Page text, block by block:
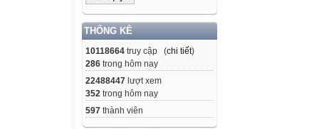
THỐNG KÊ
10118664 truy cập (chi tiết)
286 trong hôm nay
22488447 lượt xem
352 trong hôm nay
597 thành viên